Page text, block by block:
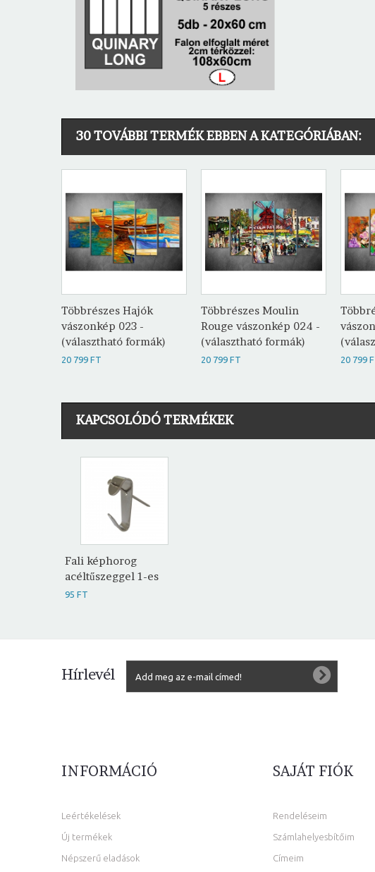
30 TOVÁBBI TERMÉK EBBEN A KATEGÓRIÁBAN:
Többrészes Hajók
vászonkép 023 -
(választható formák)
20 799 FT
Többrészes Moulin
Rouge vászonkép 024 -
(választható formák)
20 799 FT 20 799
KAPCSOLÓDÓ TERMÉKEK
Fali képhorog
acéltűszeggel 1-es
95 FT
Hírlevél
INFORMÁCIÓ
Leértékelések
Új termékek
Népszerű eladások
SAJÁT FIÓK
Rendeléseim
Számlahelyesbítőim
Címeim